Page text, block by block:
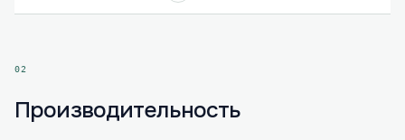
02
Производительность